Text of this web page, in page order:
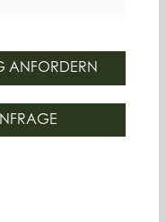
ANFORDERN